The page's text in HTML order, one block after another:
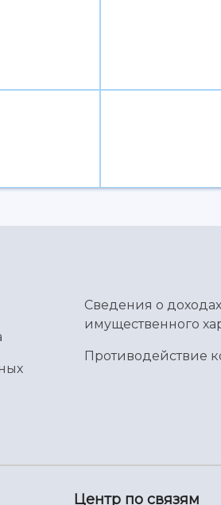
Сведения о
имущественного
Противодействие
Центр по связям